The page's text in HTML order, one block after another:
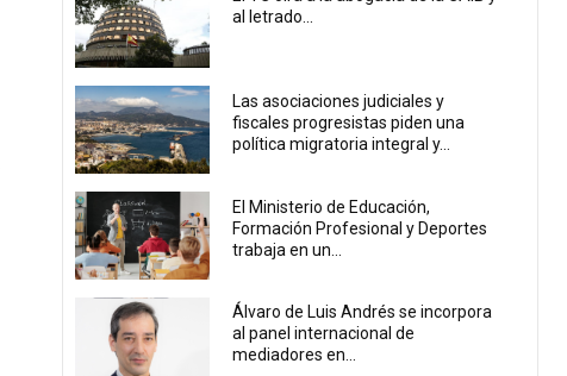
al letrado...
Las asociaciones judiciales y
fiscales progresistas piden una
política migratoria integral y...
El Ministerio de Educación,
Formación Profesional y Deportes
trabaja en un...
Álvaro de Luis Andrés se incorpora
al panel internacional de
mediadores en...